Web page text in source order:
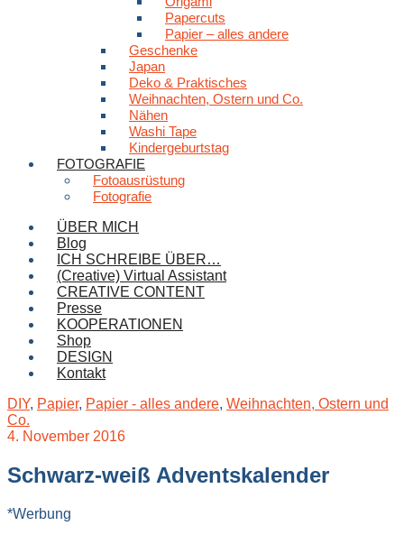
Papercuts
Papier – alles andere
Geschenke
Japan
Deko & Praktisches
Weihnachten, Ostern und Co.
Nähen
Washi Tape
Kindergeburtstag
FOTOGRAFIE
Fotoausrüstung
Fotografie
ÜBER MICH
Blog
ICH SCHREIBE ÜBER…
(Creative) Virtual Assistant
CREATIVE CONTENT
Presse
KOOPERATIONEN
Shop
DESIGN
Kontakt
DIY, Papier, Papier - alles andere, Weihnachten, Ostern und
Co.
4. November 2016
Schwarz-weiß Adventskalender
*Werbung